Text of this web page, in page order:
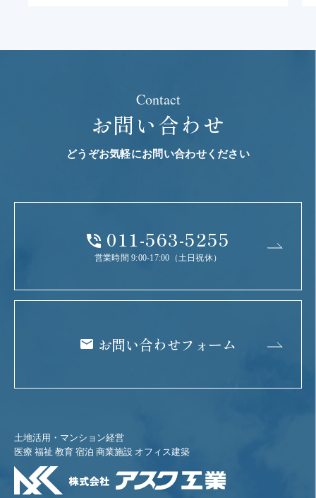
Contact
お問い合わせ
どうぞお気軽にお問い合わせください
011-563-5255
営業時間 9:00-17:00（土日祝休）
お問い合わせフォーム
土地活用・マンション経営
医療 福祉 教育 宿泊 商業施設 オフィス建築